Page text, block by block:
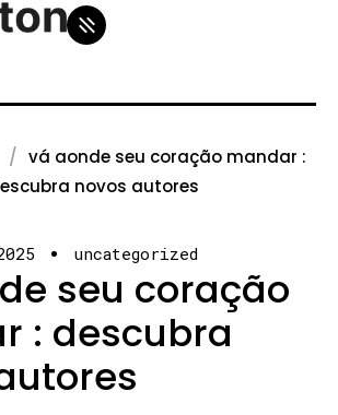
vá aonde seu coração mandar :
novos autores
uncategorized
seu coração
: descubra